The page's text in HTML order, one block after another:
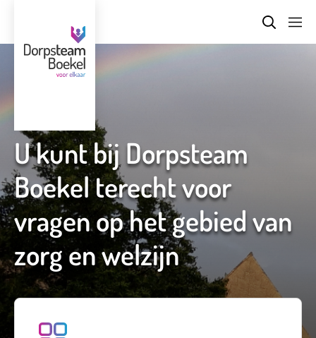
U kunt bij Dorpsteam
Boekel terecht voor
vragen op het gebied van
zorg en welzijn